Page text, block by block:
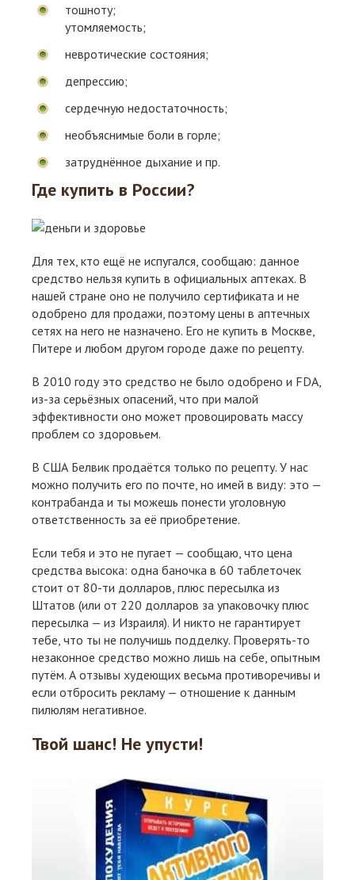
тошноту;
утомляемость;
невротические состояния;
депрессию;
сердечную недостаточность;
необъяснимые боли в горле;
затруднённое дыхание и пр.
Где купить в России?
Для тех, кто ещё не испугался, сообщаю: данное
средство нельзя купить в официальных аптеках. В
нашей стране оно не получило сертификата и не
одобрено для продажи, поэтому цены в аптечных
сетях на него не назначено. Его не купить в Москве,
Питере и любом другом городе даже по рецепту.
В 2010 году это средство не было одобрено и FDA,
из-за серьёзных опасений, что при малой
эффективности оно может провоцировать массу
проблем со здоровьем.
В США Белвик продаётся только по рецепту. У нас
можно получить его по почте, но имей в виду: это —
контрабанда и ты можешь понести уголовную
ответственность за её приобретение.
Если тебя и это не пугает — сообщаю, что цена
средства высока: одна баночка в 60 таблеточек
стоит от 80-ти долларов, плюс пересылка из
Штатов (или от 220 долларов за упаковочку плюс
пересылка — из Израиля). И никто не гарантирует
тебе, что ты не получишь подделку. Проверять-то
незаконное средство можно лишь на себе, опытным
путём. А отзывы худеющих весьма противоречивы и
если отбросить рекламу — отношение к данным
пилюлям негативное.
Твой шанс! Не упусти!